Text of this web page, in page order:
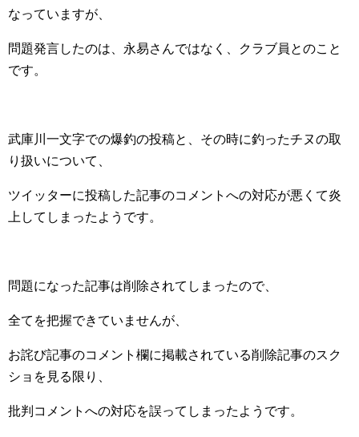
なっていますが、
問題発言したのは、永易さんではなく、クラブ員とのこと
です。
武庫川一文字での爆釣の投稿と、その時に釣ったチヌの取
り扱いについて、
ツイッターに投稿した記事のコメントへの対応が悪くて炎
上してしまったようです。
問題になった記事は削除されてしまったので、
全てを把握できていませんが、
お詫び記事のコメント欄に掲載されている削除記事のスク
ショを見る限り、
批判コメントへの対応を誤ってしまったようです。